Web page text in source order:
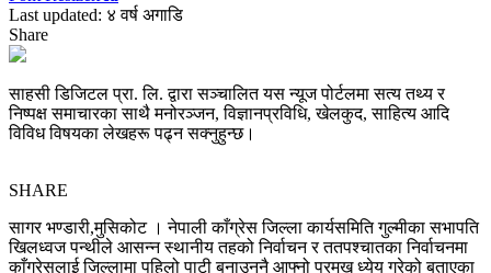
Last updated: ४ वर्ष अगाडि
Share
साहसी डिजिटल प्रा. लि. द्वारा सञ्चालित यस न्यूज पोर्टलमा सत्य तथ्य र
निष्पक्ष समाचारका साथै मनोरञ्जन, विज्ञानप्रविधि, खेलकुद, साहित्य आदि
विविध विषयका लेखहरू पढ्न सक्नुहुन्छ।
SHARE
सागर भण्डारी,मुसिकोट । नेपाली काँग्रेस जिल्ला कार्यसमिति गुल्मीका सभापति
खिलध्वज पन्थीले आसन्न स्थानीय तहको निर्वाचन र ततपश्चातका निर्वाचनमा
काँग्रेसलाई जिल्लामा पहिलो पाटी बनाउनुनै आफ्नो प्रमुख ध्येय गरेको बताएका